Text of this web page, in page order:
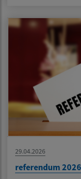
29.04.2026
referendum 2026